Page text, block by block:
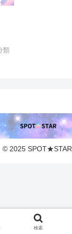
類
© 2025 SPOT★STAR.
検索